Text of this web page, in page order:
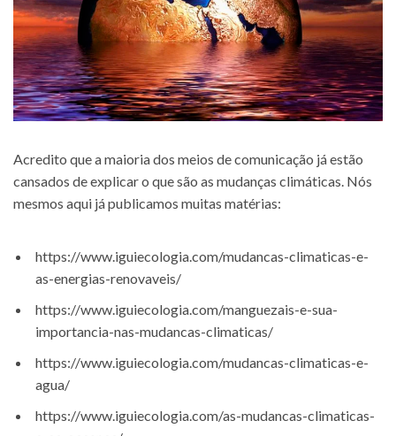
Acredito que a maioria dos meios de comunicação já estão
cansados de explicar o que são as mudanças climáticas. Nós
mesmos aqui já publicamos muitas matérias:
https://www.iguiecologia.com/mudancas-climaticas-e-
as-energias-renovaveis/
https://www.iguiecologia.com/manguezais-e-sua-
importancia-nas-mudancas-climaticas/
https://www.iguiecologia.com/mudancas-climaticas-e-
agua/
https://www.iguiecologia.com/as-mudancas-climaticas-